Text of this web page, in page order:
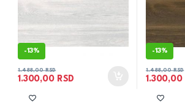
-13%
1.300,00 RSD
1.488,00RSD
-13%
1.300,00
1.488,00RSD